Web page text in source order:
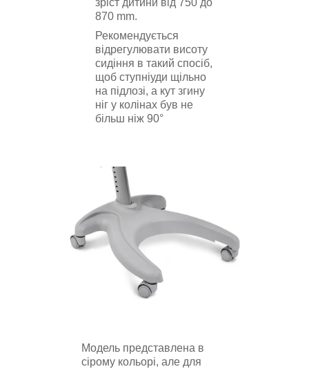
зріст дитини від 750 до
870 mm.
Рекомендується
відрегулювати висоту
сидіння в такий спосіб,
щоб ступніуди щільно
на підлозі, а кут згину
ніг у колінах був не
більш ніж 90°
Модель представлена в
сірому кольорі, але для